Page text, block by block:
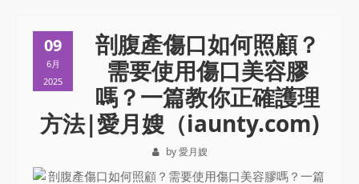
09
6月
2025
剖腹產傷口如何照顧？
需要使用傷口美容膠
嗎？一篇教你正確護理
方法|愛月嫂（iaunty.com)
by 愛月嫂